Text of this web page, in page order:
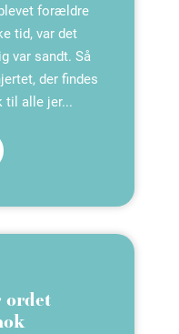
forældre
tid, var det
var sandt. Så
der findes
til alle jer...
ordet